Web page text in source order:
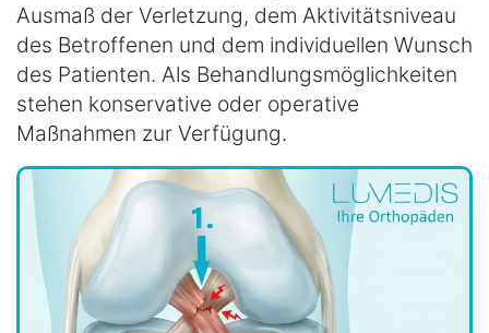
Ausmaß der Verletzung, dem Aktivitätsniveau
des Betroffenen und dem individuellen Wunsch
des Patienten. Als Behandlungsmöglichkeiten
stehen konservative oder operative
Maßnahmen zur Verfügung.